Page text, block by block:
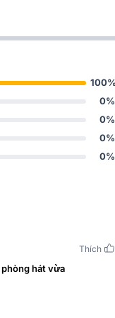
bảo vệ tốt hệ thống
0%
0%
0%
0%
Thích
hát vừa